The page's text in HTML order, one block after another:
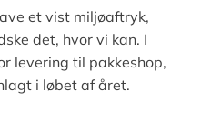
et vist miljøaftryk,
det, hvor vi kan. I
levering til pakkeshop,
i løbet af året.